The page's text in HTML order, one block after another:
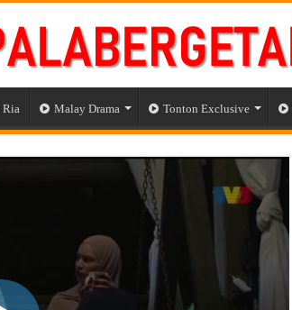
Ria Malay Drama Tonton Exclusive